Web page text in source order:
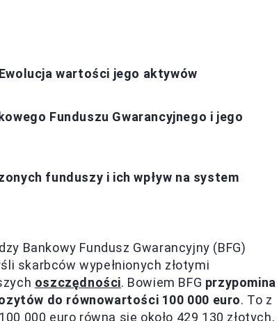
wartości jego aktywów
Funduszu Gwarancyjnego i jego
funduszy i ich wpływ na system
Bankowy Fundusz Gwarancyjny (BFG)
skarbców wypełnionych złotymi
oszczędności. Bowiem BFG przypomina
do równowartości 100 000 euro. To z
000 euro równa się około 429 130 złotych,